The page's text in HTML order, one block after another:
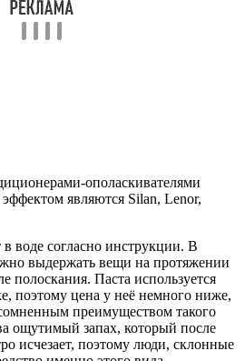
ополаскивателями
являются Silan, Lenor,
воде согласно инструкции. В
выдержать вещи на протяжении
полоскания. Паста используется
поэтому цена у неё немного ниже,
преимуществом такого
ощутимый запах, который после
исчезает, поэтому люди, склонные